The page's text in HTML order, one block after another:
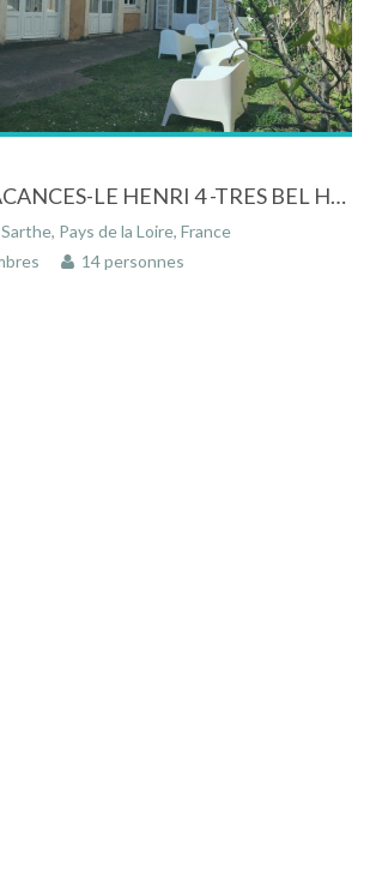
MAISON DE VACANCES-LE HENRI 4 -TRES BEL HOTEL PARTICULIER XVIII CENTRE VILLE
Pays de la Loire, France
14 personnes